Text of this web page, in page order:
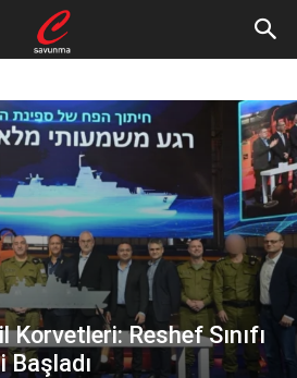
Korvetleri: Reshef Sınıfı
Başladı